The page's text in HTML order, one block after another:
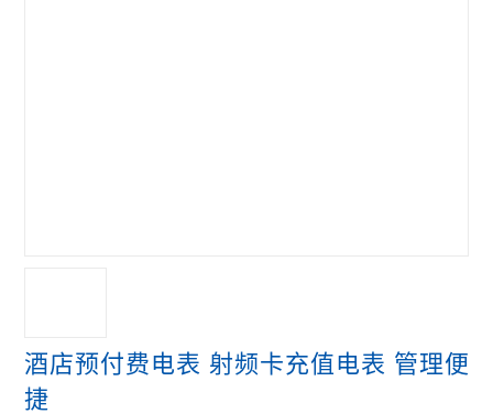
峰谷时段电能表
酒店预付费电表 射频卡充值电表 管理便
捷